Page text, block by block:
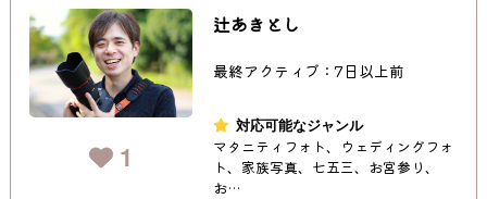
1
辻あきとし
最終アクティブ：7日以上前
対応可能なジャンル
マタニティフォト、ウェディングフォ
ト、家族写真、七五三、お宮参り、
お…